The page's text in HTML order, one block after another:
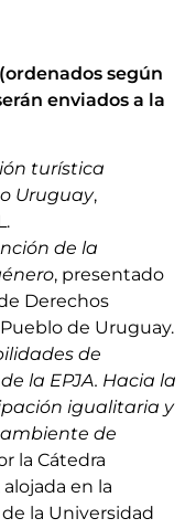
según
enviados a la
turística
Uruguay,
de la
, presentado
Derechos
de Uruguay.
de
la EPJA. Hacia la
igualitaria y
de
la Cátedra
alojada en la
la Universidad